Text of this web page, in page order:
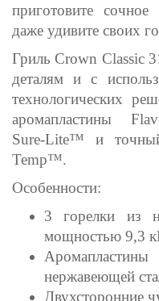
приготовите
даже удивите своих
Гриль Crown Classic
деталям и с
технологических
аромапластины
Sure-Lite™ и
Temp™.
Особенности:
3 горелки из
мощностью 9,3
нержавеющей
Двухсторонние